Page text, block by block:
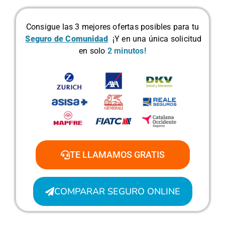
Consigue las 3 mejores ofertas posibles para tu
Seguro de Comunidad ¡Y en una única solicitud
en solo 2 minutos!
TE LLAMAMOS GRATIS
COMPARAR SEGURO ONLINE